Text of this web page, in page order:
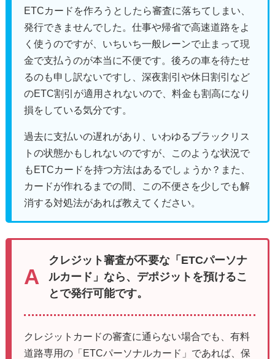
ETCカードを作ろうとしたら審査に落ちてしまい、
発行できませんでした。仕事や帰省で高速道路をよ
く使うのですが、いちいち一般レーンで止まって現
金で支払うのが本当に不便です。後ろの車を待たせ
るのも申し訳ないですし、深夜割引や休日割引など
のETC割引が適用されないので、料金も割高になり
損をしている気分です。
過去に支払いの遅れがあり、いわゆるブラックリス
トの状態かもしれないのですが、このような状況で
もETCカードを持つ方法はあるでしょうか？また、
カードが作れるまでの間、この不便さを少しでも解
消する対処法があれば教えてください。
クレジット審査が不要な「ETCパーソナ
ルカード」なら、デポジットを預けるこ
とで発行可能です。
クレジットカードの審査に通らない場合でも、有料
道路専用の「ETCパーソナルカード」であれば、保